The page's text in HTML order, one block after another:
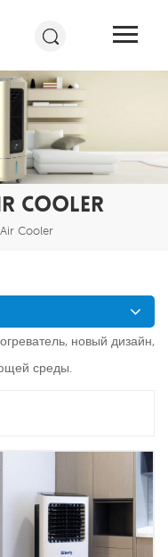
COOLER
Cooler
новый дизайн,
среды.